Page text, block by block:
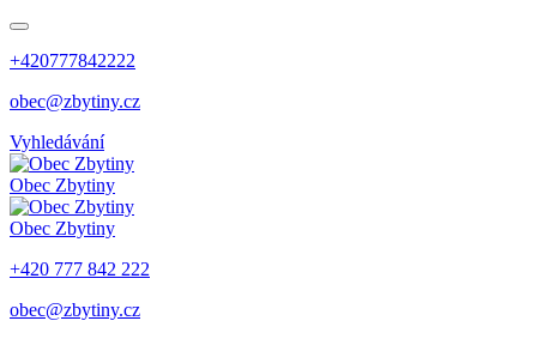
+420777842222
obec@zbytiny.cz
Vyhledávání
Obec Zbytiny
Obec Zbytiny
+420 777 842 222
obec@zbytiny.cz